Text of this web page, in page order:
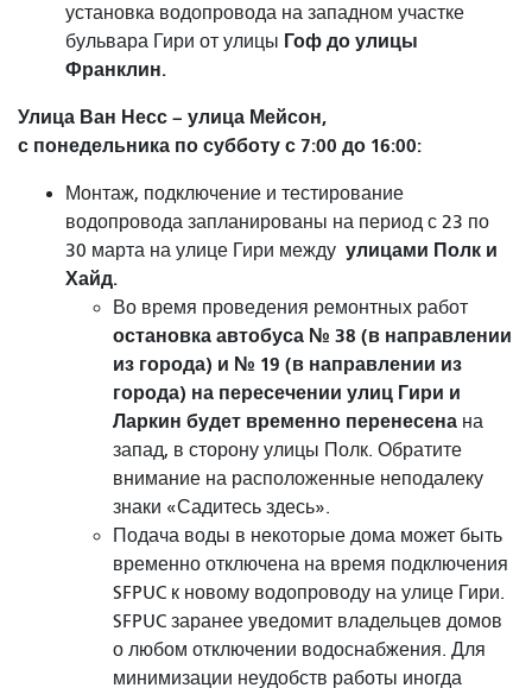
установка водопровода на западном участке
бульвара Гири от улицы Гоф до улицы
Франклин.
Улица Ван Несс – улица Мейсон,
с понедельника по субботу с 7:00 до 16:00:
Монтаж, подключение и тестирование
водопровода запланированы на период с 23 по
30 марта на улице Гири между улицами Полк и
Хайд.
Во время проведения ремонтных работ
остановка автобуса № 38 (в направлении
из города) и № 19 (в направлении из
города) на пересечении улиц Гири и
Ларкин будет временно перенесена на
запад, в сторону улицы Полк. Обратите
внимание на расположенные неподалеку
знаки «Садитесь здесь».
Подача воды в некоторые дома может быть
временно отключена на время подключения
SFPUC к новому водопроводу на улице Гири.
SFPUC заранее уведомит владельцев домов
о любом отключении водоснабжения. Для
минимизации неудобств работы иногда